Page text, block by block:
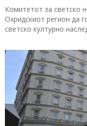
Комитетот за светско
Охридскиот регион да
светско културно